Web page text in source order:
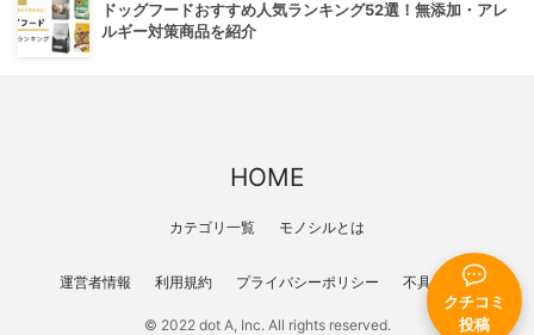
クチコミ
投稿
ドッグフードおすすめ人気ランキング52選！無添加・アレ
ルギー対策商品を紹介
HOME
カテゴリ一覧 モノシルとは
運営者情報 利用規約 プライバシーポリシー 不具合報告
© 2022 dot A, Inc. All rights reserved.